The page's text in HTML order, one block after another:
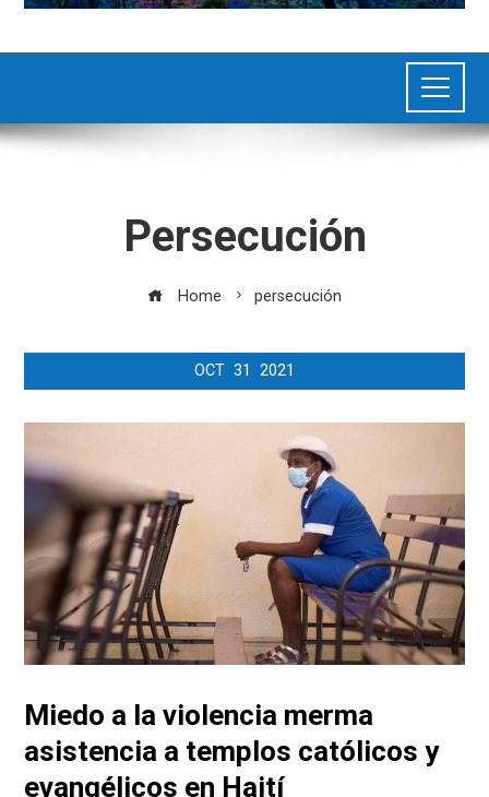
Persecución
Home persecución
OCT 31 2021
Miedo a la violencia merma
asistencia a templos católicos y
evangélicos en Haití